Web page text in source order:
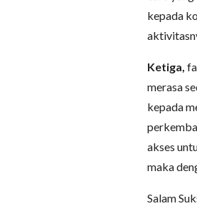
kepada
Ketiga,
merasa
kepada
akses
maka
Salam